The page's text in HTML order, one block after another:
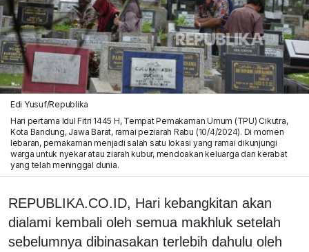
Edi Yusuf/Republika
Hari pertama Idul Fitri 1445 H, Tempat Pemakaman Umum (TPU) Cikutra,
Kota Bandung, Jawa Barat, ramai peziarah Rabu (10/4/2024). Di momen
lebaran, pemakaman menjadi salah satu lokasi yang ramai dikunjungi
warga untuk nyekar atau ziarah kubur, mendoakan keluarga dan kerabat
yang telah meninggal dunia.
REPUBLIKA.CO.ID, Hari kebangkitan akan
dialami kembali oleh semua makhluk setelah
sebelumnya dibinasakan terlebih dahulu oleh